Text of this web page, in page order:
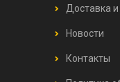
Доставка
Новости
Контакты